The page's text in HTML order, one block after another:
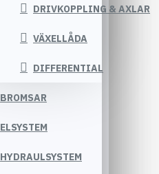
DRIVKOPPLING & AXLAR
VÄXELLÅDA
DIFFERENTIAL
BROMSAR
ELSYSTEM
HYDRAULSYSTEM